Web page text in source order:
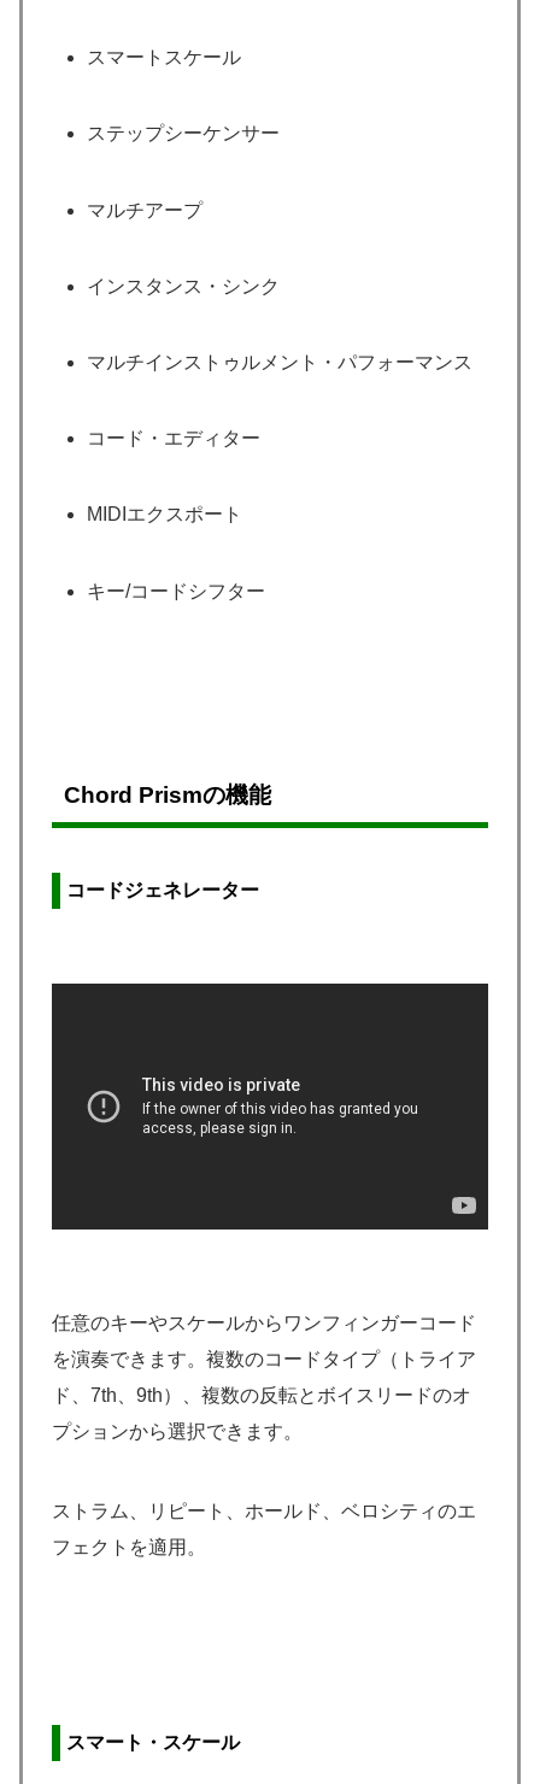
スマートスケール
ステップシーケンサー
マルチアープ
インスタンス・シンク
マルチインストゥルメント・パフォーマンス
コード・エディター
MIDIエクスポート
キー/コードシフター
Chord Prismの機能
コードジェネレーター
任意のキーやスケールからワンフィンガーコード
を演奏できます。複数のコードタイプ（トライア
ド、7th、9th）、複数の反転とボイスリードのオ
プションから選択できます。
ストラム、リピート、ホールド、ベロシティのエ
フェクトを適用。
スマート・スケール